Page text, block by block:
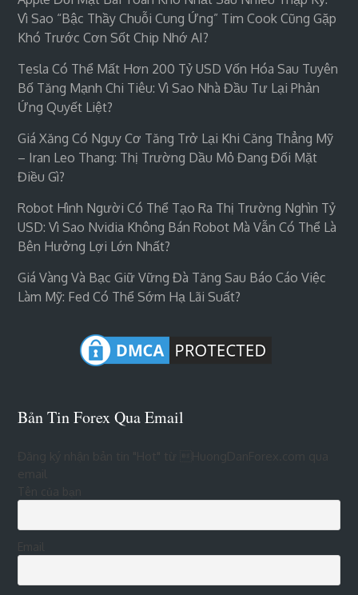
Vì Sao “bậc Thầy Chuỗi Cung Ứng” Tim Cook Cũng Gặp
Khó Trước Cơn Sốt Chip Nhớ AI?
Tesla Có Thể Mất Hơn 200 Tỷ USD Vốn Hóa Sau Tuyên
Bố Tăng Mạnh Chi Tiêu: Vì Sao Nhà Đầu Tư Lại Phản
Ứng Quyết Liệt?
Giá Xăng Có Nguy Cơ Tăng Trở Lại Khi Căng Thẳng Mỹ
– Iran Leo Thang: Thị Trường Dầu Mỏ Đang Đối Mặt
Điều Gì?
Robot Hình Người Có Thể Tạo Ra Thị Trường Nghìn Tỷ
USD: Vì Sao Nvidia Không Bán Robot Mà Vẫn Có Thể Là
Bên Hưởng Lợi Lớn Nhất?
Giá Vàng Và Bạc Giữ Vững Đà Tăng Sau Báo Cáo Việc
Làm Mỹ: Fed Có Thể Sớm Hạ Lãi Suất?
Bản Tin Forex Qua Email
Đăng ký nhận bản tin "Hot" từ HuongDanForex.com qua
Tên của bạn